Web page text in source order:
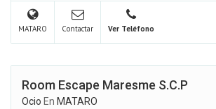
MATARO Contactar Ver Teléfono
Room Escape Maresme S.C.P
Ocio En MATARO